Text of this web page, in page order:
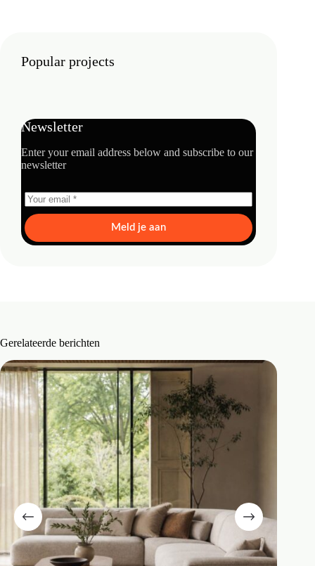
Popular projects
Newsletter
Enter your email address below and subscribe to our
newsletter
Meld je aan
Gerelateerde berichten